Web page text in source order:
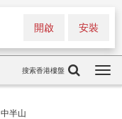
安裝
開啟
搜索香港樓盤
中半山